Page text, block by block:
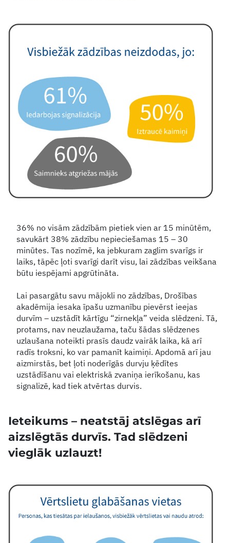
36% no visām zādzībām pietiek vien ar 15 minūtēm,
savukārt 38% zādzību nepieciešamas 15 – 30
minūtes. Tas nozīmē, ka jebkuram zaglim svarīgs ir
laiks, tāpēc ļoti svarīgi darīt visu, lai zādzības veikšana
būtu iespējami apgrūtināta.
Lai pasargātu savu mājokli no zādzības, Drošības
akadēmija iesaka īpašu uzmanību pievērst ieejas
durvīm – uzstādīt kārtīgu “zirnekļa” veida slēdzeni. Tā,
protams, nav neuzlaužama, taču šādas slēdzenes
uzlaušana noteikti prasīs daudz vairāk laika, kā arī
radīs troksni, ko var pamanīt kaimiņi. Apdomā arī jau
aizmirstās, bet ļoti noderīgās durvju ķēdītes
uzstādīšanu vai elektriskā zvaniņa ierīkošanu, kas
signalizē, kad tiek atvērtas durvis.
Ieteikums – neatstāj atslēgas arī
aizslēgtās durvīs. Tad slēdzeni
vieglāk uzlauzt!